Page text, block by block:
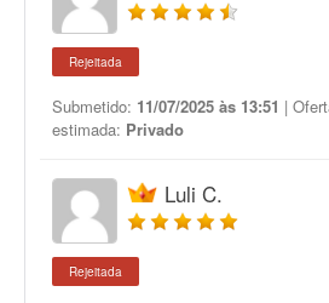
Rejeitada
Submetido: 11/07/2025 às 13:51 |
estimada: Privado
Luli C.
Rejeitada